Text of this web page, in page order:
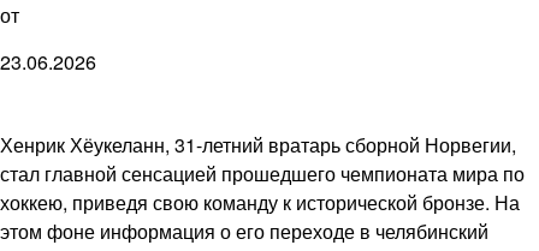
от
23.06.2026
Хенрик Хёукеланн, 31-летний вратарь сборной Норвегии,
стал главной сенсацией прошедшего чемпионата мира по
хоккею, приведя свою команду к исторической бронзе. На
этом фоне информация о его переходе в челябинский